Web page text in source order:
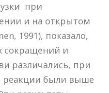
при
и на открытом
1991), показало,
сокращений и
различались, при
реакции были выше